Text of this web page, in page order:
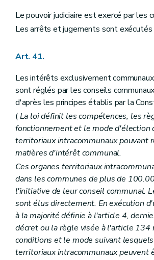
Le pouvoir judiciaire est exercé par les
Les arrêts et jugements sont exécutés
Art. 41.
Les intérêts exclusivement
sont réglés par les conseils
d'après les principes établis par la
(La loi définit les compétences, les
fonctionnement et le mode d'élection
territoriaux intracommunaux pouvant
matières d'intérêt communal.
Ces organes territoriaux
dans les communes de plus de
l'initiative de leur conseil communal.
sont élus directement. En exécution
à la majorité définie à l'article 4,
décret ou la règle visée à l'article 134
conditions et le mode suivant
territoriaux intracommunaux peuvent